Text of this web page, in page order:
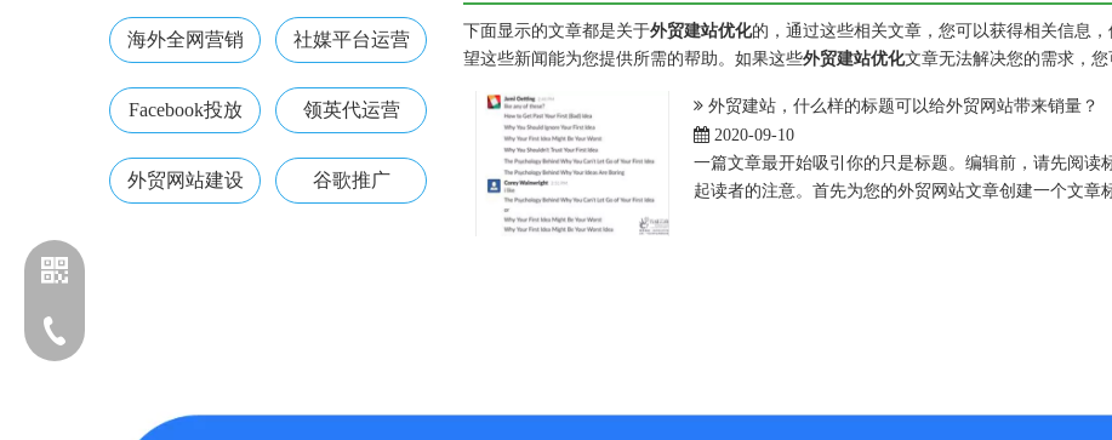
海外全网营销 社媒平台运营
Facebook投放 领英代运营
外贸网站建设 谷歌推广
下面显示的文章都是关于外贸建站优化的，通过这些相关文章，您可以获得相关信息
望这些新闻能为您提供所需的帮助。如果这些外贸建站优化文章无法解决您的需求，您
外贸建站，什么样的标题可以给外贸网站带来销量？
2020-09-10
一篇文章最开始吸引你的只是标题。编辑前，请先阅读
起读者的注意。首先为您的外贸网站文章创建一个文章